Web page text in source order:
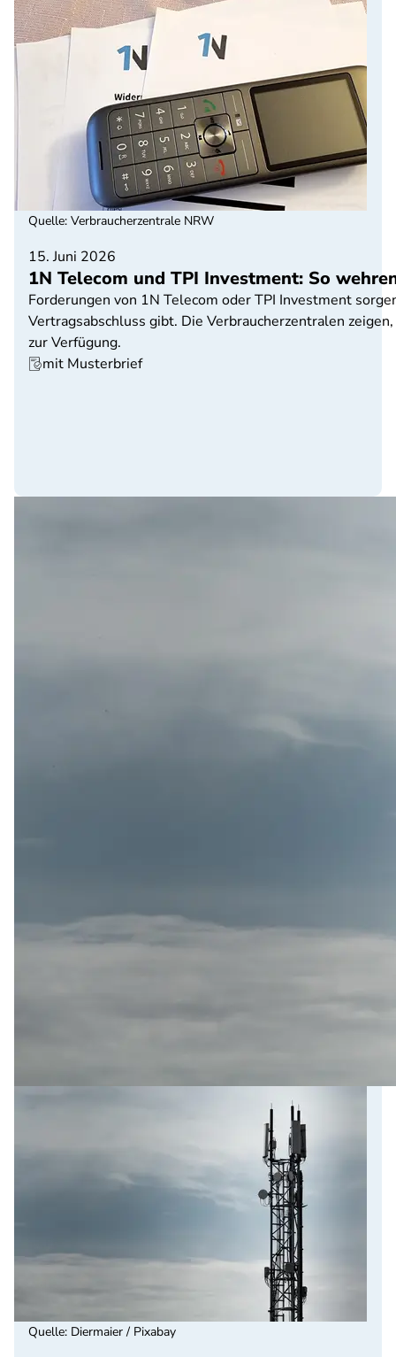
15. Juni 2026
1N Telecom und TPI Investment: So
Forderungen von 1N Telecom oder TPI Investment
Vertragsabschluss gibt. Die Verbraucherzentralen
zur Verfügung.
mit Musterbrief
Quelle: Verbraucherzentrale NRW
Quelle: Diermaier / Pixabay